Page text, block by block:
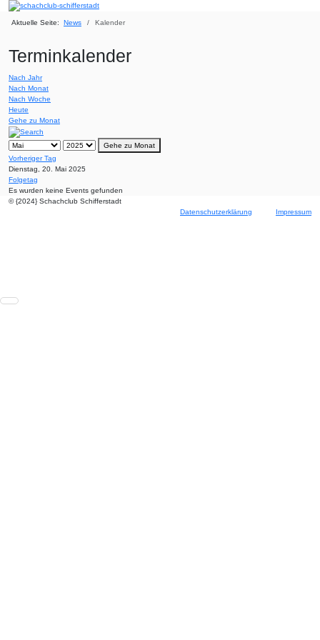
Aktuelle Seite: News Kalender
Terminkalender
Nach Jahr
Nach Monat
Nach Woche
Heute
Gehe zu Monat
Gehe zu Monat
Vorheriger Tag
Dienstag, 20. Mai 2025
Folgetag
Es wurden keine Events gefunden
© {2024} Schachclub Schifferstadt
Datenschutzerklärung
Impressum